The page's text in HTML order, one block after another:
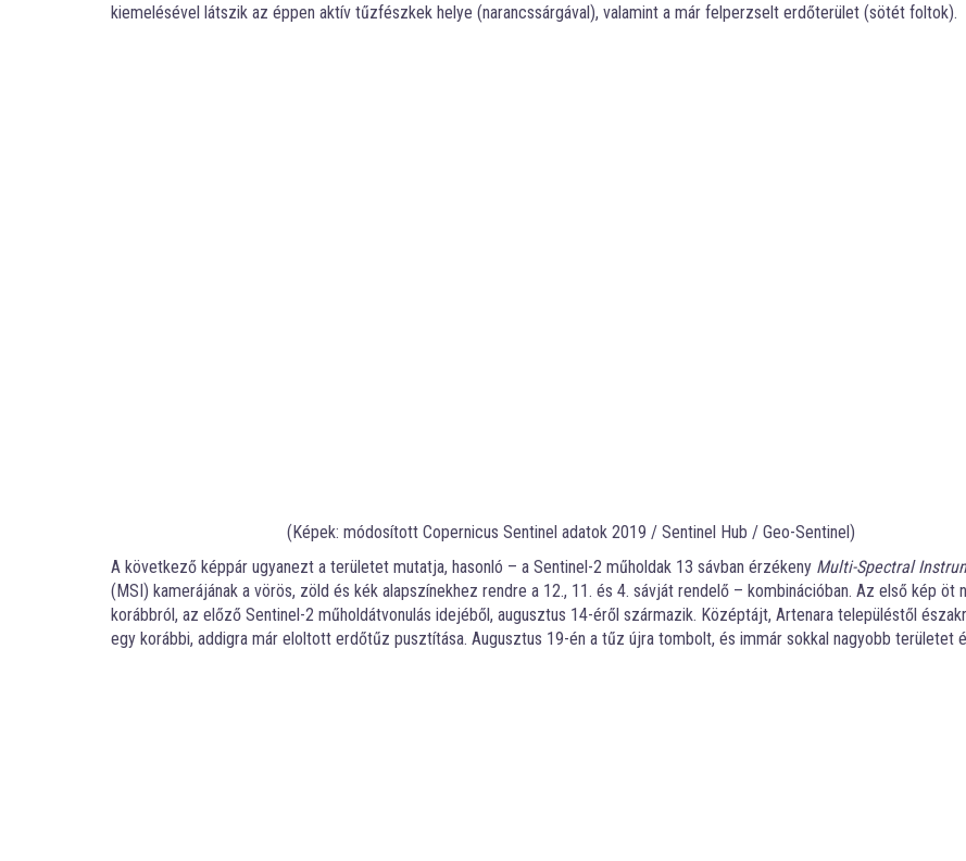
kiemelésével látszik az éppen aktív tűzfészkek helye (narancssárgával), valamint a már felperzselt erdőterület (sötét foltok).
(Képek: módosított Copernicus Sentinel adatok 2019 / Sentinel Hub / Geo-Sentinel)
A következő képpár ugyanezt a területet mutatja, hasonló – a Sentinel-2 műholdak 13 sávban érzékeny Multi-Spectral
(MSI) kamerájának a vörös, zöld és kék alapszínekhez rendre a 12., 11. és 4. sávját rendelő – kombinációban. Az első kép öt
korábbról, az előző Sentinel-2 műholdátvonulás idejéből, augusztus 14-éről származik. Középtájt, Artenara településtől
egy korábbi, addigra már eloltott erdőtűz pusztítása. Augusztus 19-én a tűz újra tombolt, és immár sokkal nagyobb területet